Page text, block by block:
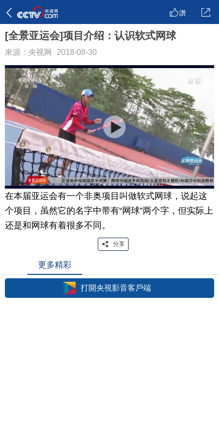
讚
[全景亚运会]项目介绍：认识软式网球
來源：央视网 2018-08-30
在本届亚运会有一个非奥项目叫做软式网球，说起这
个项目，虽然它的名字中带有“网球”两个字，但实际上
还是和网球有着很多不同。
分享
更多精彩
打開央視影音客戶端